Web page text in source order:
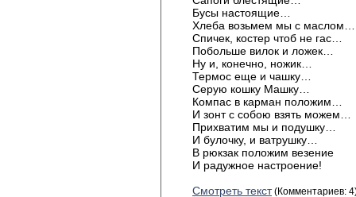
Бусы настоящие…
Хлеба возьмем мы с маслом…
Спичек, костер чтоб не гас…
Побольше вилок и ложек…
Ну и, конечно, ножик…
Термос еще и чашку…
Серую кошку Машку…
Компас в карман положим…
И зонт с собою взять можем…
Прихватим мы и подушку…
И булочку, и ватрушку…
В рюкзак положим везение
И радужное настроение!
Смотреть текст(Комментариев: